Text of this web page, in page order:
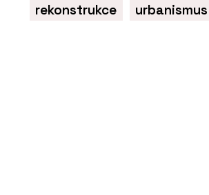
rekonstrukce
urbanismus